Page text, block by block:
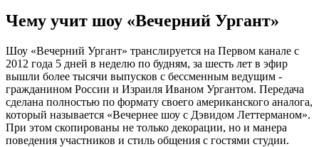
Чему учит шоу «Вечерний Ургант»
Шоу «Вечерний Ургант» транслируется на Первом канале с
2012 года 5 дней в неделю по будням, за шесть лет в эфир
вышли более тысячи выпусков с бессменным ведущим -
гражданином России и Израиля Иваном Ургантом. Передача
сделана полностью по формату своего американского аналога,
который называется «Вечернее шоу с Дэвидом Леттерманом».
При этом скопированы не только декорации, но и манера
поведения участников и стиль общения с гостями студии.